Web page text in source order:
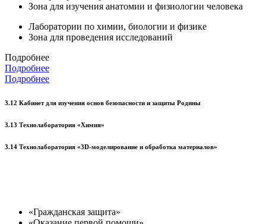
Зона для изучения анатомии и физиологии человека
Лаборатории по химии, биологии и физике
Зона для проведения исследований
Подробнее
Подробнее
Подробнее
3.12 Кабинет для изучения основ безопасности и защиты Родины
3.13 Технолаборатория «Химия»
3.14 Технолаборатория «3D-моделирование и обработка материалов»
«Гражданская защита»